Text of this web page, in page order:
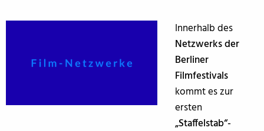
Innerhalb des
Netzwerks der
Berliner
Filmfestivals
kommt es zur
ersten
„Staffelstab“-